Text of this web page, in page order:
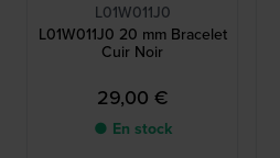
L01W011J0
L01W011J0 20 mm Bracelet
Cuir Noir
29,00 €
● En stock